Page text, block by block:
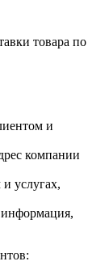
товара по
и
компании
услугах,